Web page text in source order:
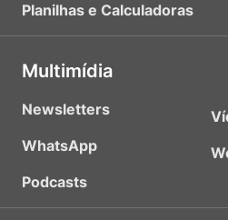
Planilhas e Calculadoras
Multimídia
Newsletters
WhatsApp
Podcasts